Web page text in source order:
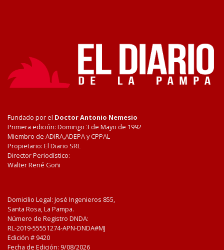
Fundado por el Doctor Antonio Nemesio
Primera edición: Domingo 3 de Mayo de 1992
Miembro de ADIRA,ADEPA y CPPAL
Propietario: El Diario SRL
Director Periodístico:
Walter René Goñi
Domicilio Legal: José Ingenieros 855,
Santa Rosa, La Pampa.
Número de Registro DNDA:
RL-2019-55551274-APN-DNDA#MJ
Edición # 9420
Fecha de Edición: 9/08/2026